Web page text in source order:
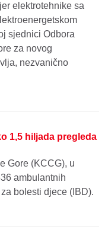
elektrotehnike sa
sjednici Odbora
za novog
nezvanično
1,5 hiljada pregleda
Gore (KCCG), u
ambulantnih
bolesti djece (IBD).